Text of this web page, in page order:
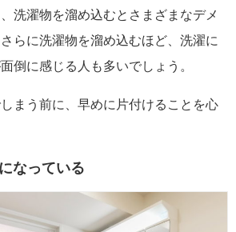
洗濯物を溜め込むとさまざまなデメ
らに洗濯物を溜め込むほど、洗濯に
倒に感じる人も多いでしょう。
まう前に、早めに片付けることを心
なっている